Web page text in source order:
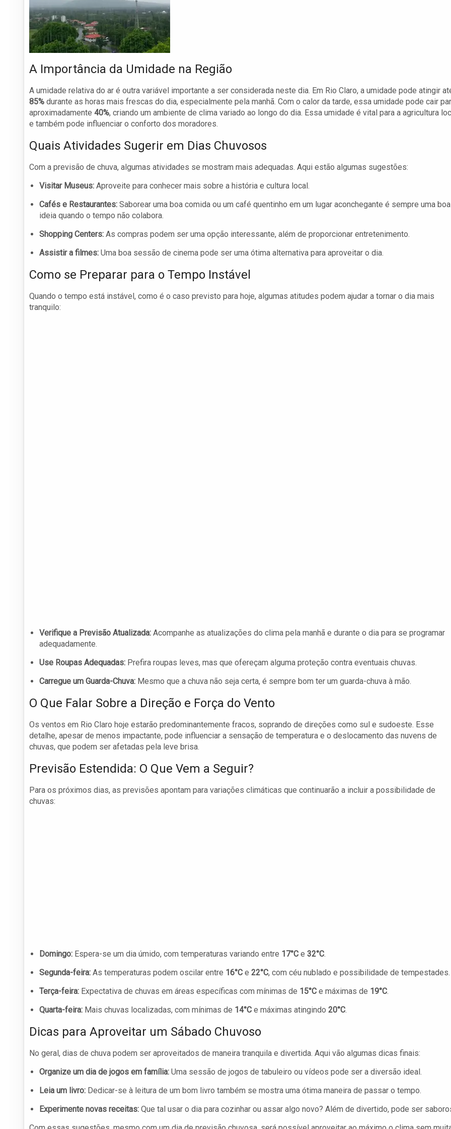
A Importância da Umidade na Região
A umidade relativa do ar é outra variável importante a ser considerada neste dia. Em Rio Claro, a umidade pode atingir
85% durante as horas mais frescas do dia, especialmente pela manhã. Com o calor da tarde, essa umidade pode cair
aproximadamente 40%, criando um ambiente de clima variado ao longo do dia. Essa umidade é vital para a agricultura
e também pode influenciar o conforto dos moradores.
Quais Atividades Sugerir em Dias Chuvosos
Com a previsão de chuva, algumas atividades se mostram mais adequadas. Aqui estão algumas sugestões:
Visitar Museus: Aproveite para conhecer mais sobre a história e cultura local.
Cafés e Restaurantes: Saborear uma boa comida ou um café quentinho em um lugar aconchegante é sempre uma boa
ideia quando o tempo não colabora.
Shopping Centers: As compras podem ser uma opção interessante, além de proporcionar entretenimento.
Assistir a filmes: Uma boa sessão de cinema pode ser uma ótima alternativa para aproveitar o dia.
Como se Preparar para o Tempo Instável
Quando o tempo está instável, como é o caso previsto para hoje, algumas atitudes podem ajudar a tornar o dia mais
tranquilo:
Verifique a Previsão Atualizada: Acompanhe as atualizações do clima pela manhã e durante o dia para se programar
adequadamente.
Use Roupas Adequadas: Prefira roupas leves, mas que ofereçam alguma proteção contra eventuais chuvas.
Carregue um Guarda-Chuva: Mesmo que a chuva não seja certa, é sempre bom ter um guarda-chuva à mão.
O Que Falar Sobre a Direção e Força do Vento
Os ventos em Rio Claro hoje estarão predominantemente fracos, soprando de direções como sul e sudoeste. Esse
detalhe, apesar de menos impactante, pode influenciar a sensação de temperatura e o deslocamento das nuvens de
chuvas, que podem ser afetadas pela leve brisa.
Previsão Estendida: O Que Vem a Seguir?
Para os próximos dias, as previsões apontam para variações climáticas que continuarão a incluir a possibilidade de
chuvas:
Domingo: Espera-se um dia úmido, com temperaturas variando entre 17°C e 32°C.
Segunda-feira: As temperaturas podem oscilar entre 16°C e 22°C, com céu nublado e possibilidade de tempestades.
Terça-feira: Expectativa de chuvas em áreas específicas com mínimas de 15°C e máximas de 19°C.
Quarta-feira: Mais chuvas localizadas, com mínimas de 14°C e máximas atingindo 20°C.
Dicas para Aproveitar um Sábado Chuvoso
No geral, dias de chuva podem ser aproveitados de maneira tranquila e divertida. Aqui vão algumas dicas finais:
Organize um dia de jogos em família: Uma sessão de jogos de tabuleiro ou vídeos pode ser a diversão ideal.
Leia um livro: Dedicar-se à leitura de um bom livro também se mostra uma ótima maneira de passar o tempo.
Experimente novas receitas: Que tal usar o dia para cozinhar ou assar algo novo? Além de divertido, pode ser